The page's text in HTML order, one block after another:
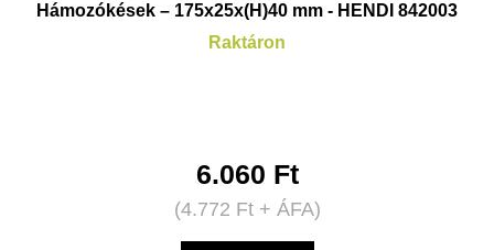
Hámozókések – 175x25x(H)40 mm - HENDI 842003
Raktáron
6.060 Ft
(4.772 Ft+ ÁFA)